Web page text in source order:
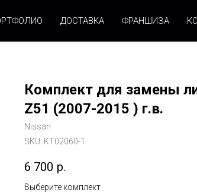
ДОСТАВКА ФРАНШИЗА
Комплект для замены
Z51 (2007-2015 ) г.в.
Nissan
SKU: KT02060-1
6 700 р.
Выберите комплект